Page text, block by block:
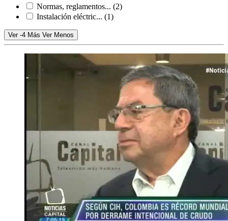
Normas, reglamentos... (2)
Instalación eléctric... (1)
Ver -4 Más Ver Menos